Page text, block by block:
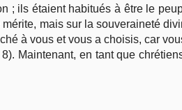
; ils étaient habitués à être le
mais sur la souveraineté
à vous et vous a choisis, car
Maintenant, en tant que